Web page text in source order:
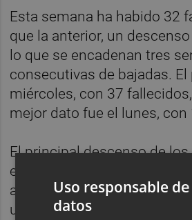
Esta semana ha habido 32
que la anterior, un
lo que se encadenan tres
consecutivas de bajadas. El
miércoles, con 37
mejor dato fue el lunes, con
El principal descenso de
esta semana se ha
ancianos de residencias que
un total de 15, que son
Uso responsable de
datos